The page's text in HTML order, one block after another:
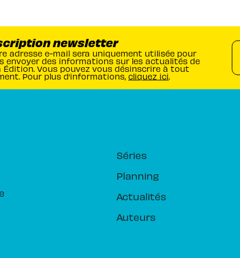
newsletter
adresse e-mail sera uniquement utilisée pour
envoyer des informations sur les actualités de
Édition. Vous pouvez vous désinscrire à tout
Pour plus d’informations, cliquez ici.
Séries
Planning
Actualités
Auteurs